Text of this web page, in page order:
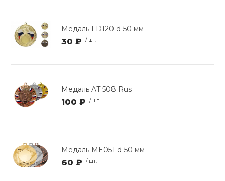
Медаль LD120 d-50 мм
30 ₽ / шт.
Медаль AT 508 Rus
100 ₽ / шт.
Медаль ME051 d-50 мм
60 ₽ / шт.